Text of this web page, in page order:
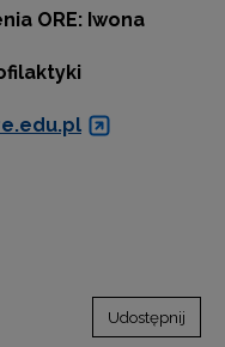
ORE: Iwona
Udostępnij